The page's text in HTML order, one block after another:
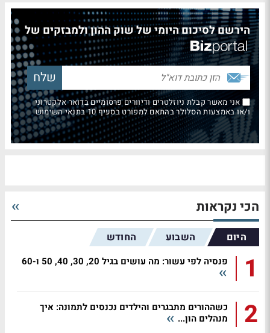
הירשם לסיכום היומי של שוק ההון ולמבזקים של
אני מאשר קבלת ניוזלטרים ודיוורים פרסומיים בדואר אלקטרוני
ו/או באמצעות הסלולר בהתאם למפורט בסעיף 10 בתנאי השימוש
הכי נקראות
היום השבוע החודש
1 פנסיה לפי עשור: מה עושים בגיל 20, 30, 40, 50 ו-60
2
כשההורים מתבגרים והילדים נכנסים לתמונה: איך
מנהלים הון...